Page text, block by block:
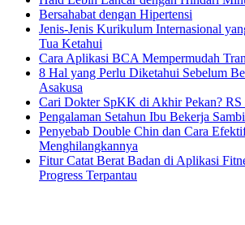
Bersahabat dengan Hipertensi
Jenis-Jenis Kurikulum Internasional
Tua Ketahui
Cara Aplikasi BCA Mempermudah
8 Hal yang Perlu Diketahui Sebelum
Asakusa
Cari Dokter SpKK di Akhir Pekan? RS
Pengalaman Setahun Ibu Bekerja
Penyebab Double Chin dan Cara
Menghilangkannya
Fitur Catat Berat Badan di Aplikasi
Progress Terpantau